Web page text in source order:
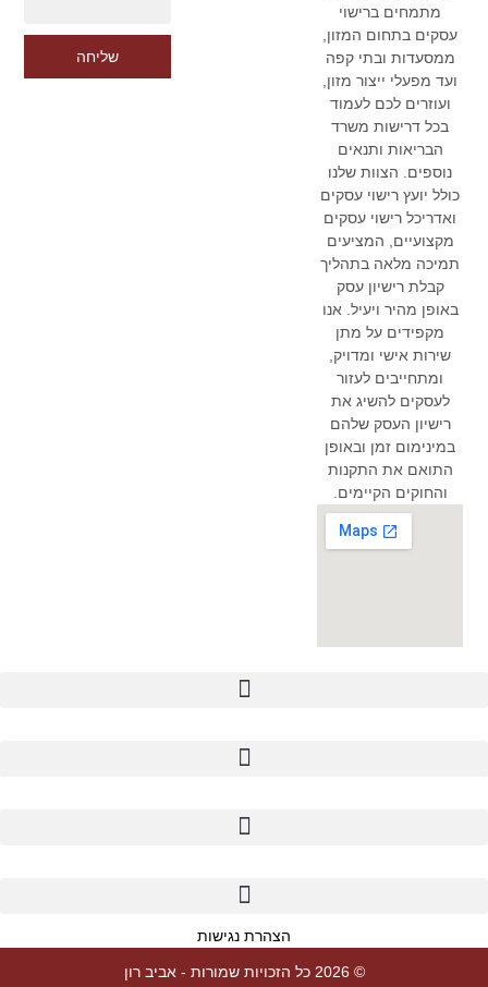
מתמחים ברישוי
עסקים בתחום המזון,
ממסעדות ובתי קפה
ועד מפעלי ייצור מזון,
ועוזרים לכם לעמוד
בכל דרישות משרד
הבריאות ותנאים
נוספים. הצוות שלנו
כולל יועץ רישוי עסקים
ואדריכל רישוי עסקים
מקצועיים, המציעים
תמיכה מלאה בתהליך
קבלת רישיון עסק
באופן מהיר ויעיל. אנו
מקפידים על מתן
שירות אישי ומדויק,
ומתחייבים לעזור
לעסקים להשיג את
רישיון העסק שלהם
במינימום זמן ובאופן
התואם את התקנות
והחוקים הקיימים.
שליחה
הצהרת נגישות